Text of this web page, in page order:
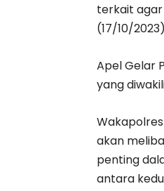
terkait agar
(17/10/
Apel Gelar
yang
akan
penting
antara